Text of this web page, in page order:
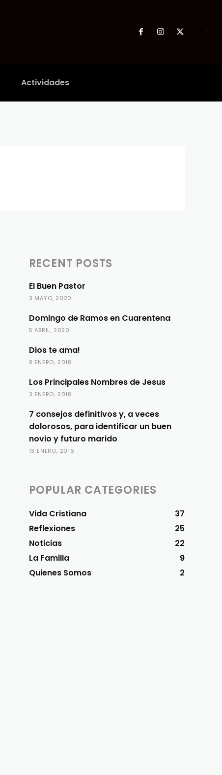
Actividades
RECENT POSTS
El Buen Pastor
3 MAYO, 2020
Domingo de Ramos en Cuarentena
5 ABRIL, 2020
Dios te ama!
8 ENERO, 2018
Los Principales Nombres de Jesus
3 ENERO, 2018
7 consejos definitivos y, a veces
dolorosos, para identificar un buen
novio y futuro marido
13 ENERO, 2016
POPULAR CATEGORIES
Vida Cristiana
37
Reflexiones
25
Noticias
22
La Familia
9
Quienes Somos
2